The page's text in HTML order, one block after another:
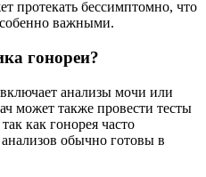
протекать бессимптомно, что
важными.
гонореи?
анализы мочи или
может также провести тесты
как гонорея часто
анализов обычно готовы в